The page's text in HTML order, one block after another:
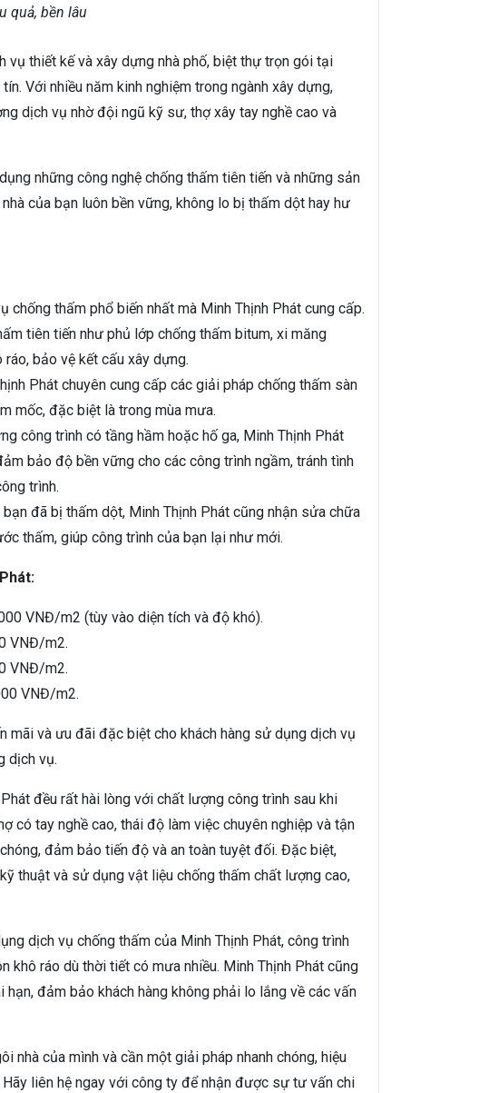
quả, bền lâu
vụ thiết kế và xây dựng nhà phố, biệt thự trọn gói tại
Với nhiều năm kinh nghiệm trong ngành xây dựng,
dịch vụ nhờ đội ngũ kỹ sư, thợ xây tay nghề cao và
những công nghệ chống thấm tiên tiến và những sản
của bạn luôn bền vững, không lo bị thấm dột hay hư
chống thấm phổ biến nhất mà Minh Thịnh Phát cung cấp.
tiên tiến như phủ lớp chống thấm bitum, xi măng
bảo vệ kết cấu xây dựng.
Phát chuyên cung cấp các giải pháp chống thấm sàn
mốc, đặc biệt là trong mùa mưa.
công trình có tầng hầm hoặc hố ga, Minh Thịnh Phát
bảo độ bền vững cho các công trình ngầm, tránh tình
trình.
bạn đã bị thấm dột, Minh Thịnh Phát cũng nhận sửa chữa
thấm, giúp công trình của bạn lại như mới.
VNĐ/m2 (tùy vào diện tích và độ khó).
VNĐ/m2.
VNĐ/m2.
VNĐ/m2.
mãi và ưu đãi đặc biệt cho khách hàng sử dụng dịch vụ
dịch vụ.
đều rất hài lòng với chất lượng công trình sau khi
có tay nghề cao, thái độ làm việc chuyên nghiệp và tận
đảm bảo tiến độ và an toàn tuyệt đối. Đặc biệt,
thuật và sử dụng vật liệu chống thấm chất lượng cao,
dịch vụ chống thấm của Minh Thịnh Phát, công trình
khô ráo dù thời tiết có mưa nhiều. Minh Thịnh Phát cũng
đảm bảo khách hàng không phải lo lắng về các vấn
nhà của mình và cần một giải pháp nhanh chóng, hiệu
liên hệ ngay với công ty để nhận được sự tư vấn chi